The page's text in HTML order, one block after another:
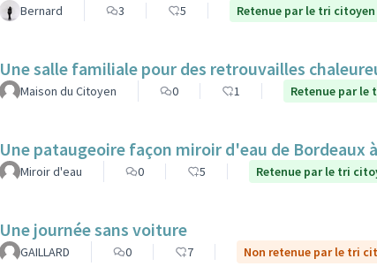
Bernard 3 5 Retenue par le tri citoyen
Une salle familiale pour des retrouvailles
Maison du Citoyen 0 1 Retenue par le
Une pataugeoire façon miroir d'eau de Bordeaux
Miroir d'eau 0 5 Retenue par le tri
Une journée sans voiture
GAILLARD 0 7 Non retenue par le tri